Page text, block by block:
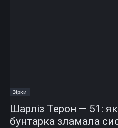
Зірки
Шарліз Терон — 51:
бунтарка зламала